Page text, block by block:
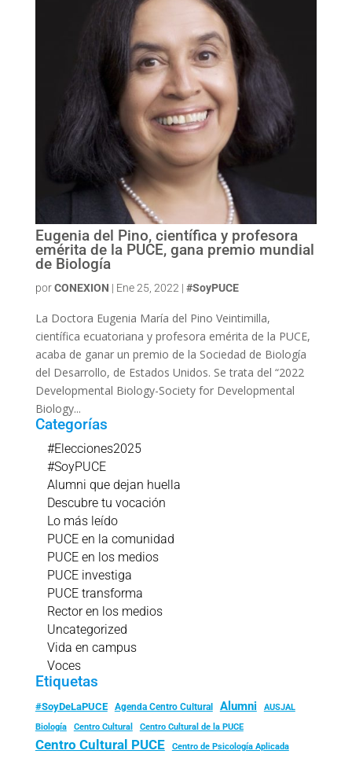
Eugenia del Pino, científica y profesora
emérita de la PUCE, gana premio mundial
de Biología
porCONEXION | Ene 25, 2022 | #SoyPUCE
La Doctora Eugenia María del Pino Veintimilla,
científica ecuatoriana y profesora emérita de la PUCE,
acaba de ganar un premio de la Sociedad de Biología
del Desarrollo, de Estados Unidos. Se trata del “2022
Developmental Biology-Society for Developmental
Biology...
Categorías
#Elecciones2025
#SoyPUCE
Alumni que dejan huella
Descubre tu vocación
Lo más leído
PUCE en la comunidad
PUCE en los medios
PUCE investiga
PUCE transforma
Rector en los medios
Uncategorized
Vida en campus
Voces
Etiquetas
#SoyDeLaPUCE Agenda Centro Cultural Alumni
AUSJAL
Biología
Centro Cultural Centro Cultural de la PUCE
Centro Cultural PUCE Centro de Psicología Aplicada